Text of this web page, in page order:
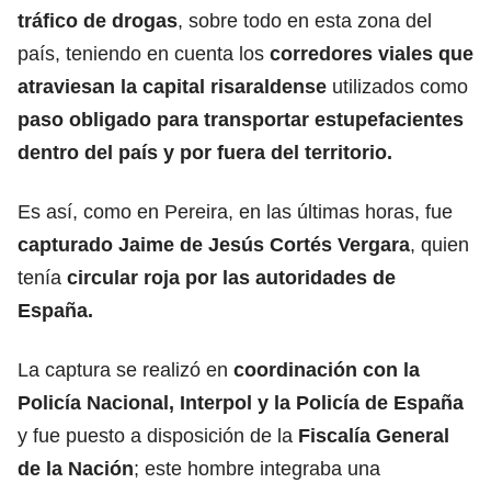
tráfico de drogas, sobre todo en esta zona del
país, teniendo en cuenta los corredores viales que
atraviesan la capital risaraldense utilizados como
paso obligado para transportar estupefacientes
dentro del país y por fuera del territorio.
Es así, como en Pereira, en las últimas horas, fue
capturado Jaime de Jesús Cortés Vergara, quien
tenía circular roja por las autoridades de
España.
La captura se realizó en coordinación con la
Policía Nacional, Interpol y la Policía de España
y fue puesto a disposición de la Fiscalía General
de la Nación; este hombre integraba una